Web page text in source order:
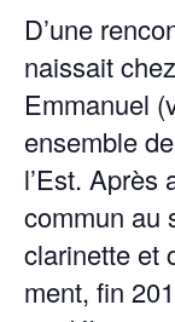
D’une
nais­sait
Emmanuel
ensem­ble
l’Est. Après
com­mun au
clar­inette et
ment, fin